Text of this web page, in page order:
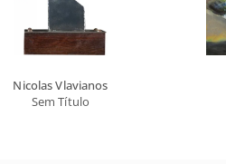
Nicolas Vlavianos
Sem Título